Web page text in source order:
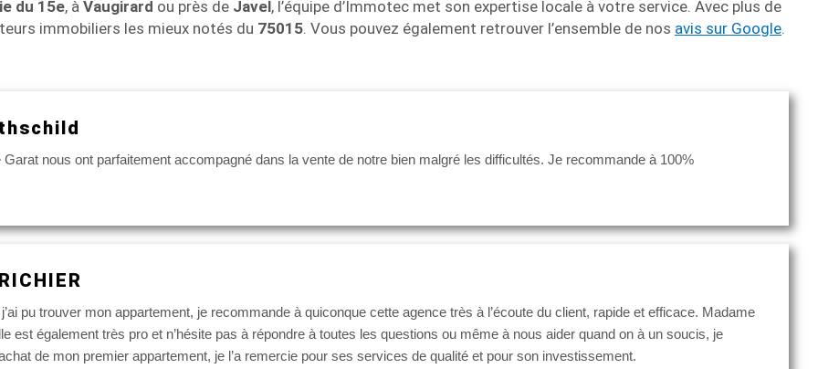
du 15e, à Vaugirard ou près de Javel, l’équipe d’Immotec met son expertise locale à votre service. Avec plus de
immobiliers les mieux notés du 75015. Vous pouvez également retrouver l’ensemble de nos avis sur Google.
nous ont parfaitement accompagné dans la vente de notre bien malgré les difficultés. Je recommande à 100%
pu trouver mon appartement, je recommande à quiconque cette agence très à l’écoute du client, rapide et efficace. Madame
est également très pro et n’hésite pas à répondre à toutes les questions ou même à nous aider quand on à un soucis, je
de mon premier appartement, je l’a remercie pour ses services de qualité et pour son investissement.